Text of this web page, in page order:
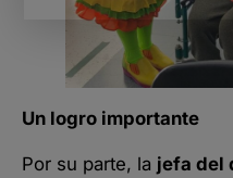
Un logro importante
Por su parte, la jefa del